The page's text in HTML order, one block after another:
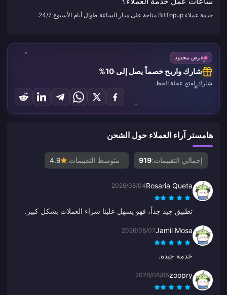
خدمة عملاء BitTopup متاحة على مدار الساعة طوال أيام الأسبوع 24/7.
عرض محدود
شارك واربح خصماً يصل إلى 10%
شارك لفتح عجلة الحظ.
هامستر آراء العملاء حول الشحن
إجمالي التقييمات:919 متوسط التقييمات 4.9
Rosaria Queta
2026/08/04
تطبيق جيد جداً، فهو يسهل علينا شراء العملات بشكل كبير.
Jamil Mosa
2026/08/07
خدمة جيدة.
zoopry
2026/08/05